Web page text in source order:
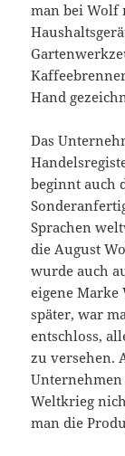
man bei Wolf
Hand
Das
beginnt auch
Sprachen
die August
wurde auch
eigene Marke
später, war
entschloss,
zu versehen.
Unternehmen
Weltkrieg
man die